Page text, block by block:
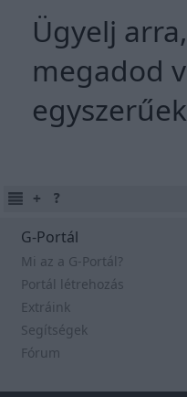
Ügyelj
megadod
G-Portál
Mi az a G-Portál?
Portál létrehozás
Extráink
Segítségek
Fórum